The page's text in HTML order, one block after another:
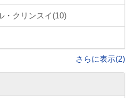
・クリンスイ(10)
さらに表示(2)